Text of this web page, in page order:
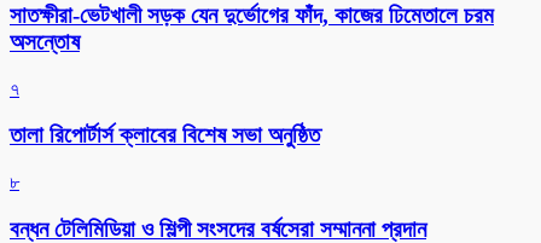
সাতক্ষীরা-ভেটখালী সড়ক যেন দুর্ভোগের ফাঁদ, কাজের ঢিমেতালে চরম
অসন্তোষ
৭
‎তালা রিপোর্টার্স ক্লাবের বিশেষ সভা অনুষ্ঠিত
৮
বন্ধন টেলিমিডিয়া ও শিল্পী সংসদের বর্ষসেরা সম্মাননা প্রদান